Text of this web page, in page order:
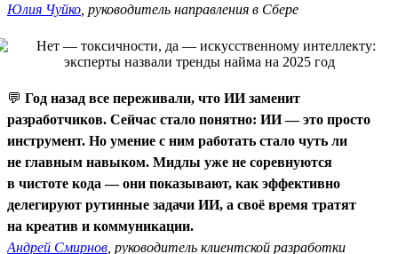
Юлия Чуйко , руководитель направления в Сбере
💬 Год назад все переживали, что ИИ заменит
разработчиков. Сейчас стало понятно: ИИ — это просто
инструмент. Но умение с ним работать стало чуть ли
не главным навыком. Мидлы уже не соревнуются
в чистоте кода — они показывают, как эффективно
делегируют рутинные задачи ИИ, а своё время тратят
на креатив и коммуникации.
Андрей Смирнов , руководитель клиентской разработки